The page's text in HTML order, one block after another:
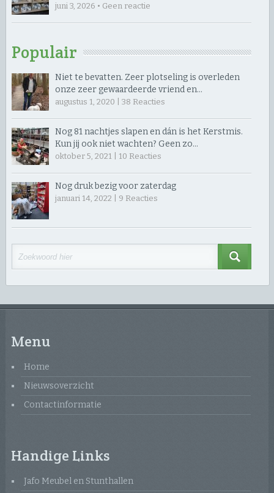
juni 3, 2026 • Geen reactie
Populair
Niet te bevatten. Zeer plotseling is overleden
onze zeer gewaardeerde vriend en…
augustus 1, 2020 | 38 Reacties
Nog 81 nachtjes slapen en dán is het Kerstmis.
Kun jij ook niet wachten? Geen zo…
oktober 5, 2021 | 10 Reacties
Nog druk bezig voor zaterdag
januari 14, 2022 | 9 Reacties
Menu
Home
Nieuwsoverzicht
Contactinformatie
Handige Links
Jafo Meubel en Stunthallen